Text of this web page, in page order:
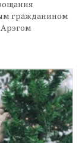
гражданином
Арэгом